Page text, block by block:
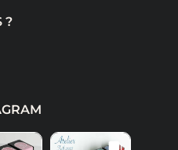
?